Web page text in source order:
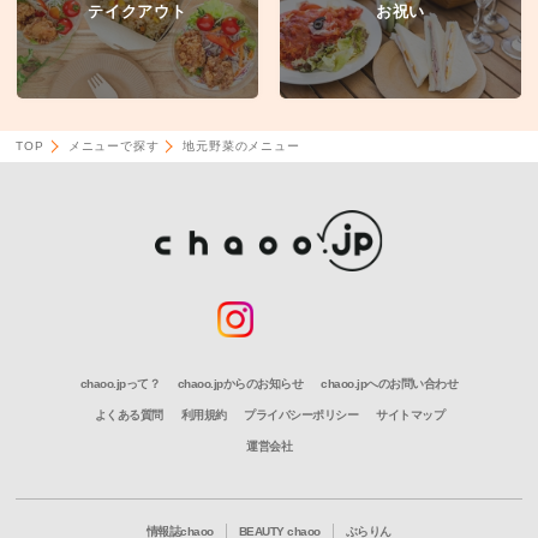
テイクアウト お祝い
TOP メニューで探す 地元野菜のメニュー
chaoo.jpって？ chaoo.jpからのお知らせ chaoo.jpへのお問い合わせ
よくある質問 利用規約 プライバシーポリシー サイトマップ
運営会社
情報誌chaoo BEAUTY chaoo ぶらりん